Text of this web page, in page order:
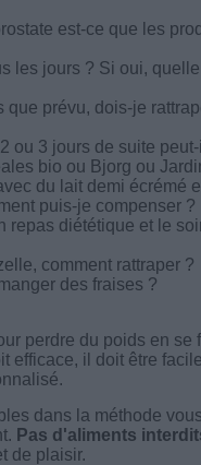
est-ce que les
les jours ? Si oui,
prévu, dois-je
ou 3 jours de suite
bio ou Bjorg ou
du lait demi écrémé
puis-je compenser ?
repas diététique et le
comment rattraper ?
des fraises ?
perdre du poids en se
efficace, il doit être
dans la méthode
Pas d'aliments
de plaisir.